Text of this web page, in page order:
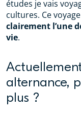
études je vais
cultures. Ce
clairement l’une
vie.
alternance,
plus ?